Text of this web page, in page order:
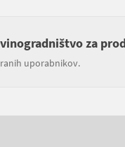
za
uporabnikov.